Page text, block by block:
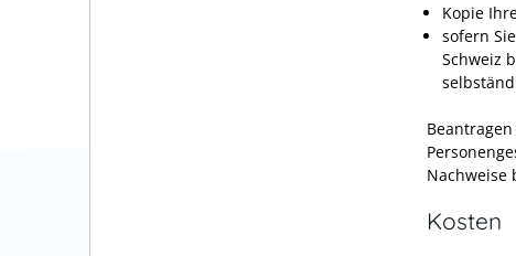
Kopie
sofern
Schweiz
Nachweise
Kosten